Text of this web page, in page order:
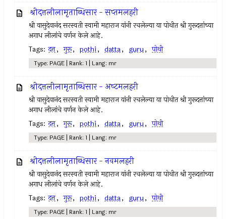
श्रीदत्तलीलामृताब्धिसार - सप्‍तमलहरी
श्री वासुदेवानंद सरस्वती स्वामी महाराज यांनी रचलेल्या या पोथीत श्री गुरूदत्तांच्या
अगाध लीलांचे वर्णन केले आहे.
Tags: दत्त, गुरू, pothi, datta, guru, पोथी
Type: PAGE | Rank: 1 | Lang: mr
श्रीदत्तलीलामृताब्धिसार - अष्‍टमलहरी
श्री वासुदेवानंद सरस्वती स्वामी महाराज यांनी रचलेल्या या पोथीत श्री गुरूदत्तांच्या
अगाध लीलांचे वर्णन केले आहे.
Tags: दत्त, गुरू, pothi, datta, guru, पोथी
Type: PAGE | Rank: 1 | Lang: mr
श्रीदत्तलीलामृताब्धिसार - नवमलहरी
श्री वासुदेवानंद सरस्वती स्वामी महाराज यांनी रचलेल्या या पोथीत श्री गुरूदत्तांच्या
अगाध लीलांचे वर्णन केले आहे.
Tags: दत्त, गुरू, pothi, datta, guru, पोथी
Type: PAGE | Rank: 1 | Lang: mr